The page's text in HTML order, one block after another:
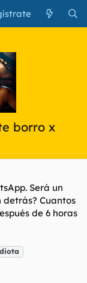
borro x
Será un
detrás? Cuantos
de 6 horas